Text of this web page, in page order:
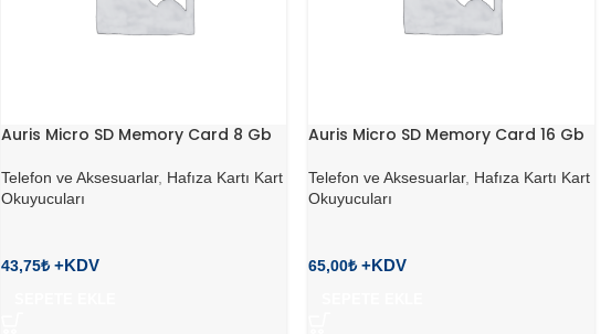
Auris Micro SD Memory Card 8 Gb
Telefon ve Aksesuarlar, Hafıza Kartı Kart
Okuyucuları
43,75₺
Auris Micro SD Memory Card 16 Gb
Telefon ve Aksesuarlar, Hafıza Kartı Kart
Okuyucuları
65,00₺